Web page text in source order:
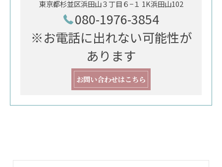
東京都杉並区浜田山３丁目６−１ 1K浜田山102
080-1976-3854
※お電話に出れない可能性が
あります
お問い合わせはこちら